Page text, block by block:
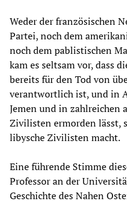
Weder der französischen
Partei, noch dem
noch dem pablistischen
kam es seltsam vor, dass
bereits für den Tod von
verantwortlich ist, und in
Jemen und in zahlreichen
Zivilisten ermorden lässt,
libysche Zivilisten macht.
Eine führende Stimme
Professor an der
Geschichte des Nahen